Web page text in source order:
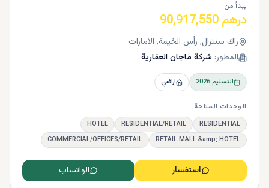
يبدأ من
درهم 90,917,550
راك سنترال, رأس الخيمة, الامارات
المطور: شركة ماجان العقارية
التسليم2026 اراضي
الوحدات المتاحة
RESIDENTIAL
RESIDENTIAL/RETAIL
HOTEL
RETAIL MALL &amp; HOTEL
COMMERCIAL/OFFICES/RETAIL
استفسار الواتساب